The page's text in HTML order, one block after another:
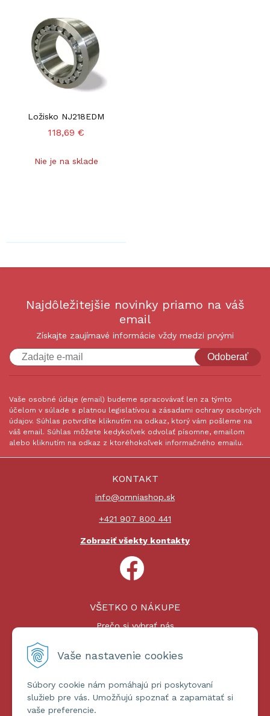
Vaše nastavenie cookies
Súbory cookie nám pomáhajú pri poskytovaní
služieb pre vás. Umožňujú spoznať a zapamätať si
vaše preferencie.
Ložisko NJ218EDM
118,69 €
Nie je na sklade
Najdôležitejšie novinky priamo na váš
email
Získajte zaujímavé informácie vždy medzi prvými
Odoberať
Vaše osobné údaje (email) budeme spracovávať len za týmto
účelom v súlade s platnou legislatívou a zásadami ochrany osobných
údajov. Súhlas potvrdíte kliknutím na odkaz, ktorý vám pošleme na
váš email. Súhlas môžete kedykoľvek odvolať písomne, emailom
alebo kliknutím na odkaz z ktoréhokoľvek informačného emailu.
KONTAKT
info@omniashop.sk
+421 907 800 441
Zobraziť všekty kontakty
VŠETKO O NÁKUPE
Prečo si vybrať nás
Platby a doprava
ĎALŠIE INFORMÁCIE